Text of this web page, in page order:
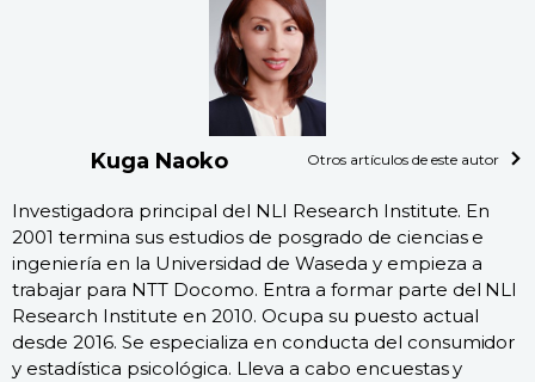
Kuga Naoko Otros artículos de este autor
Investigadora principal del NLI Research Institute. En
2001 termina sus estudios de posgrado de ciencias e
ingeniería en la Universidad de Waseda y empieza a
trabajar para NTT Docomo. Entra a formar parte del NLI
Research Institute en 2010. Ocupa su puesto actual
desde 2016. Se especializa en conducta del consumidor
y estadística psicológica. Lleva a cabo encuestas y